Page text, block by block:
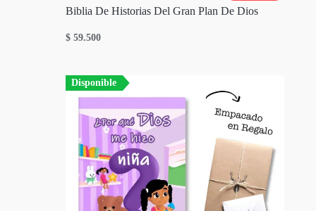
Biblia De Historias Del Gran Plan De Dios
$ 59.500
Disponible